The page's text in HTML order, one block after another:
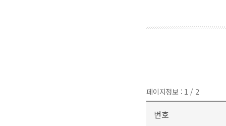
페이지정보 : 1 / 2
번호